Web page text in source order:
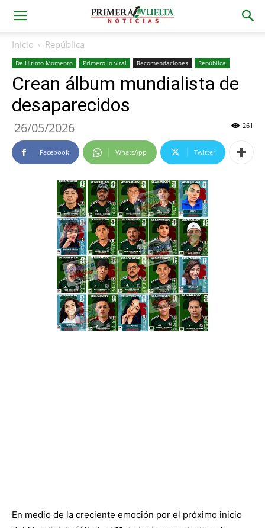
Inicio República
De Ultimo Momento Primero lo viral Recomendaciones República
Crean álbum mundialista de
desaparecidos
26/05/2026 261
Facebook WhatsApp Twitter
En medio de la creciente emoción por el próximo inicio